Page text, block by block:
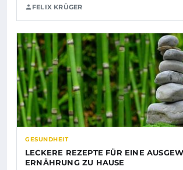
FELIX KRÜGER
GESUNDHEIT
LECKERE REZEPTE FÜR EINE
ERNÄHRUNG ZU HAUSE